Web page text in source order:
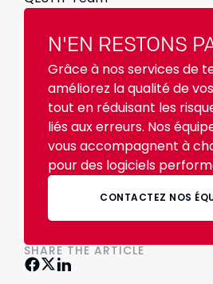
N'EN RESTONS
Grâce à nos services de
améliorez la qualité de
tout en réduisant les
liés aux erreurs. Nos
vous accompagnent à
pour des logiciels
CONTACTEZ NOS
SHARE THE ARTICLE